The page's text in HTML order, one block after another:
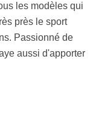
les modèles qui
près le sport
Passionné de
aussi d'apporter